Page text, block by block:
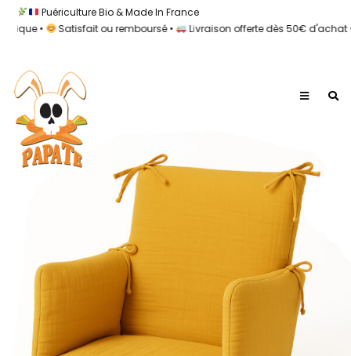
Puériculture Bio & Made In France
•
Satisfait ou remboursé • Livraison offerte dès 50€ d'achat •